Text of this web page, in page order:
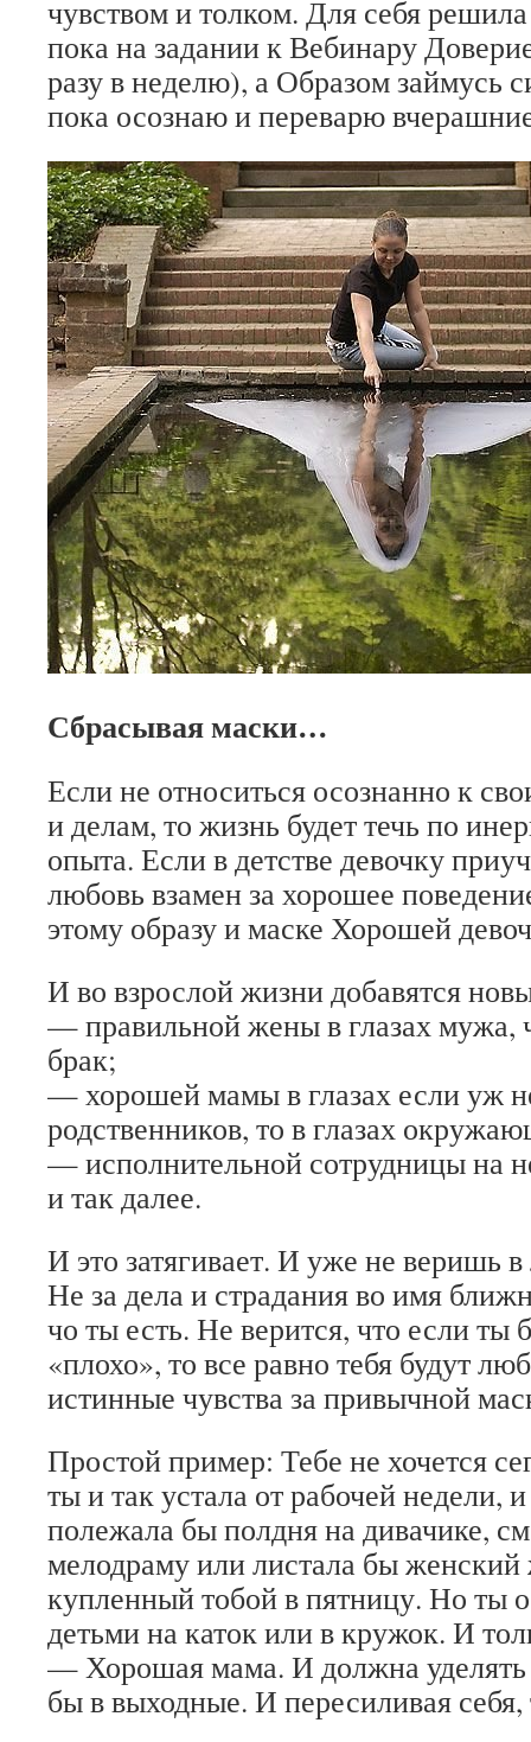
чувством и толком. Для себя
пока на задании к Вебинару
разу в неделю), а Образом займусь
пока осознаю и переварю
Сбрасывая маски…
Если не относиться осознанно к
и делам, то жизнь будет течь по
опыта. Если в детстве девочку
любовь взамен за хорошее
этому образу и маске Хорошей
И во взрослой жизни добавятся
— правильной жены в глазах мужа,
брак;
— хорошей мамы в глазах если уж
родственников, то в глазах
— исполнительной сотрудницы на
и так далее.
И это затягивает. И уже не веришь
Не за дела и страдания во имя
чо ты есть. Не верится, что если ты
«плохо», то все равно тебя будут
истинные чувства за привычной
Простой пример: Тебе не хочется
ты и так устала от рабочей недели,
полежала бы полдня на дивачике,
мелодраму или листала бы женский
купленный тобой в пятницу. Но ты
детьми на каток или в кружок. И
— Хорошая мама. И должна
бы в выходные. И пересиливая